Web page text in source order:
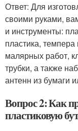
Ответ: Для
своими руками,
и инструменты:
пластика,
малярных работ,
трубки, а также
антенн из бумаги
Вопрос 2: Как
пластиковую